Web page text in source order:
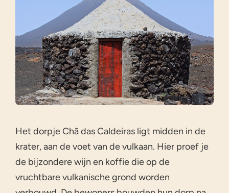
Het dorpje Chã das Caldeiras ligt midden in de
krater, aan de voet van de vulkaan. Hier proef je
de bijzondere wijn en koffie die op de
vruchtbare vulkanische grond worden